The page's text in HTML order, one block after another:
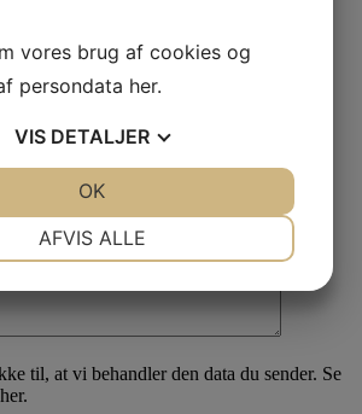
blive publiceret.
til, at vi behandler den data du sender. Se
her.
vores brug af cookies og
persondata her.
VIS DETALJER
AFVIS ALLE
OK